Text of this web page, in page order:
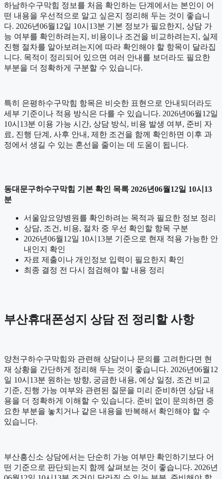
하남하수구막힘 정보를 처음 확인하는 단계에서는 본인이 어
떤 내용을 우선적으로 알고 싶은지 정리해 두는 것이 좋습니
다. 2026년06월12일 10시13분 기본 정보가 필요한지, 상담 가
능 여부를 확인하려는지, 비용이나 조건을 비교하려는지, 실제
진행 절차를 알아보려는지에 따라 확인해야 할 항목이 달라집
니다. 목적이 정리되어 있으면 여러 안내를 보더라도 필요한
부분을 더 정확하게 구분할 수 있습니다.
특히 은평하수구막힘 항목은 비슷한 표현으로 안내되더라도
세부 기준이나 적용 방식은 다를 수 있습니다. 2026년06월12일
10시13분 이용 가능 시간, 상담 방식, 비용 발생 여부, 준비 자
료, 진행 단계, 사후 안내, 제한 조건을 함께 확인하면 이후 과
정에서 생길 수 있는 혼선을 줄이는 데 도움이 됩니다.
동대문구하수구막힘 기본 확인 목록 2026년06월12일 10시13
분
서울암요양병원를 확인하려는 목적과 필요한 정보 정리
상담, 조건, 비용, 절차 중 우선 확인할 항목 구분
2026년06월12일 10시13분 기준으로 현재 적용 가능한 안
내인지 확인
자료 제출이나 개인정보 입력이 필요한지 확인
최종 결정 전 다시 점검해야 할 내용 정리
부산휴대폰성지 상담 전 정리할 사항
양천구하수구막힘와 관련해 상담이나 문의를 고려한다면 현
재 상황을 간단하게 정리해 두는 것이 좋습니다. 2026년06월12
일 10시13분 원하는 방향, 궁금한 내용, 예상 일정, 조건 비교
기준, 진행 가능 여부와 관련된 질문을 미리 준비하면 상담 내
용을 더 정확하게 이해할 수 있습니다. 준비 없이 문의하면 중
요한 부분을 놓치거나 같은 내용을 반복해서 확인해야 할 수
있습니다.
부산흥신소 상담에서는 단순히 가능 여부만 확인하기보다 어
떤 기준으로 판단되는지 함께 살펴보는 것이 좋습니다. 2026년